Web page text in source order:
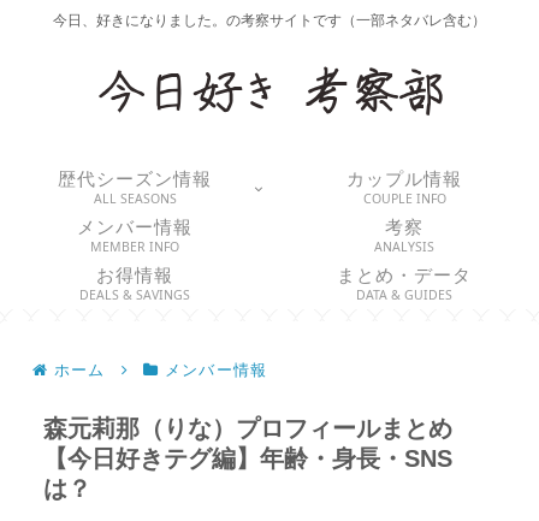
今日、好きになりました。の考察サイトです（一部ネタバレ含む）
歴代シーズン情報
ALL SEASONS
カップル情報
COUPLE INFO
メンバー情報
MEMBER INFO
考察
ANALYSIS
お得情報
DEALS & SAVINGS
まとめ・データ
DATA & GUIDES
ホーム メンバー情報
森元莉那（りな）プロフィールまとめ
【今日好きテグ編】年齢・身長・SNS
は？